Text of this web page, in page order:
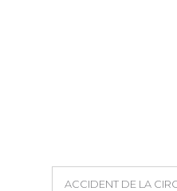
ACCIDENT DE LA